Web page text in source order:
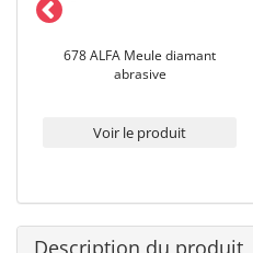
678 ALFA Meule diamant
abrasive
Voir le produit
Description du produit